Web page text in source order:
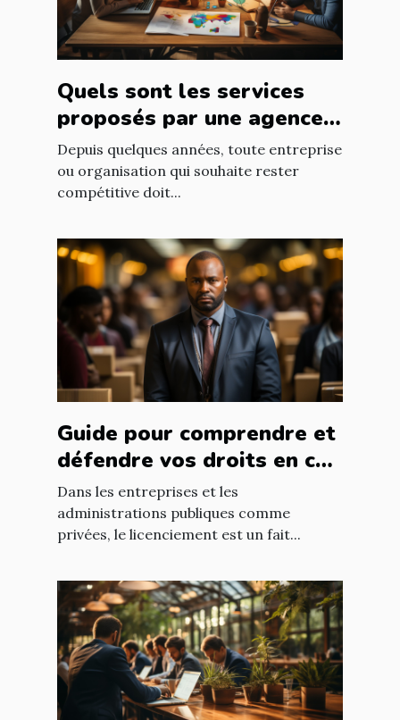
Quels sont les services
proposés par une agence
web ?
Depuis quelques années, toute entreprise
ou organisation qui souhaite rester
compétitive doit...
Guide pour comprendre et
défendre vos droits en cas
de licenciement abusif
Dans les entreprises et les
administrations publiques comme
privées, le licenciement est un fait...